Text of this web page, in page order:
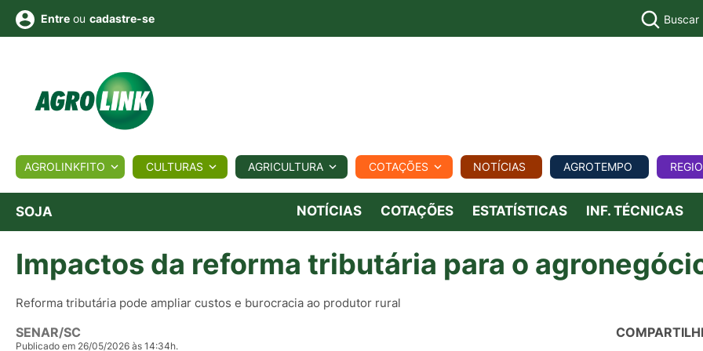
BIOLÓGICOS COTAÇÕES NOTÍCIAS AGROTEMPO REGIONAL COMERCIAL AGROVIAGENS
Conversor Colunistas Eventos
e
Vídeos
Entre ou cadastre-se Buscar
AGROLINKFITO CULTURAS AGRICULTURA COTAÇÕES NOTÍCIAS AGROTEMPO
SOJA NOTÍCIAS COTAÇÕES ESTATÍSTICAS INF. TÉCNICAS
Impactos da reforma tributária para o
Reforma tributária pode ampliar custos e burocracia ao produtor rural
SENAR/SC
Publicado em 26/05/2026 às 14:34h.